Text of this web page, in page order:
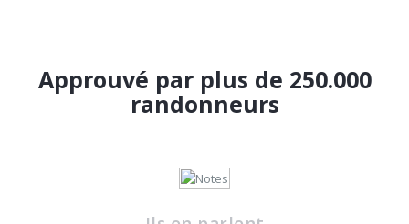
Approuvé par plus de 250.000
randonneurs